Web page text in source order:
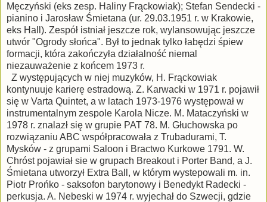
Męczyński (eks zesp. Haliny Frąckowiak); Stefan Sendecki -
pianino i Jarosław Śmietana (ur. 29.03.1951 r. w Krakowie,
eks Hall). Zespół istniał jeszcze rok, wylansowując jeszcze
utwór "Ogrody słońca". Był to jednak tylko łabędzi śpiew
formacji, która zakończyła działalność niemal
niezauważenie z końcem 1973 r.
Z występujących w niej muzyków, H. Frąckowiak
kontynuuje karierę estradową. Z. Karwacki w 1971 r. pojawił
się w Varta Quintet, a w latach 1973-1976 występował w
instrumentalnym zespole Karola Nicze. M. Mataczyński w
1978 r. znalazł się w grupie PAT 78. M. Głuchowska po
rozwiązaniu ABC współpracowała z Trubadurami, T.
Mysków - z grupami Saloon i Bractwo Kurkowe 1791. W.
Chróst pojawiał sie w grupach Breakout i Porter Band, a J.
Śmietana utworzył Extra Ball, w którym wystepowali m. in.
Piotr Prońko - saksofon barytonowy i Benedykt Radecki -
perkusja. A. Nebeski w 1974 r. wyjechał do Szwecji, gdzie